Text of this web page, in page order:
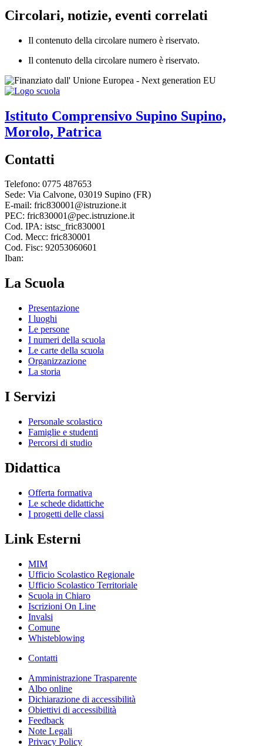
Circolari, notizie, eventi correlati
Il contenuto della circolare numero è riservato.
Il contenuto della circolare numero è riservato.
Istituto Comprensivo Supino Supino,
Morolo, Patrica
Contatti
Telefono: 0775 487653
Sede: Via Calvone, 03019 Supino (FR)
E-mail: fric830001@istruzione.it
PEC: fric830001@pec.istruzione.it
Cod. IPA: istsc_fric830001
Cod. Mecc: fric830001
Cod. Fisc: 92053060601
Iban:
La Scuola
Presentazione
I luoghi
Le persone
I numeri della scuola
Le carte della scuola
Organizzazione
La storia
I Servizi
Personale scolastico
Famiglie e studenti
Percorsi di studio
Didattica
Offerta formativa
Le schede didattiche
I progetti delle classi
Link Esterni
MIM
Ufficio Scolastico Regionale
Ufficio Scolastico Territoriale
Scuola in Chiaro
Iscrizioni On Line
Invalsi
Comune
Whisteblowing
Contatti
Amministrazione Trasparente
Albo online
Dichiarazione di accessibilità
Obiettivi di accessibilità
Feedback
Note Legali
Privacy Policy